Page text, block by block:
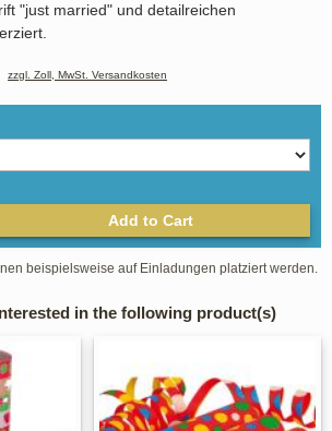
"just married" und detailreichen
zzgl. Zoll, MwSt. Versandkosten
Add to Cart
beispielsweise auf Einladungen platziert werden.
in the following product(s)